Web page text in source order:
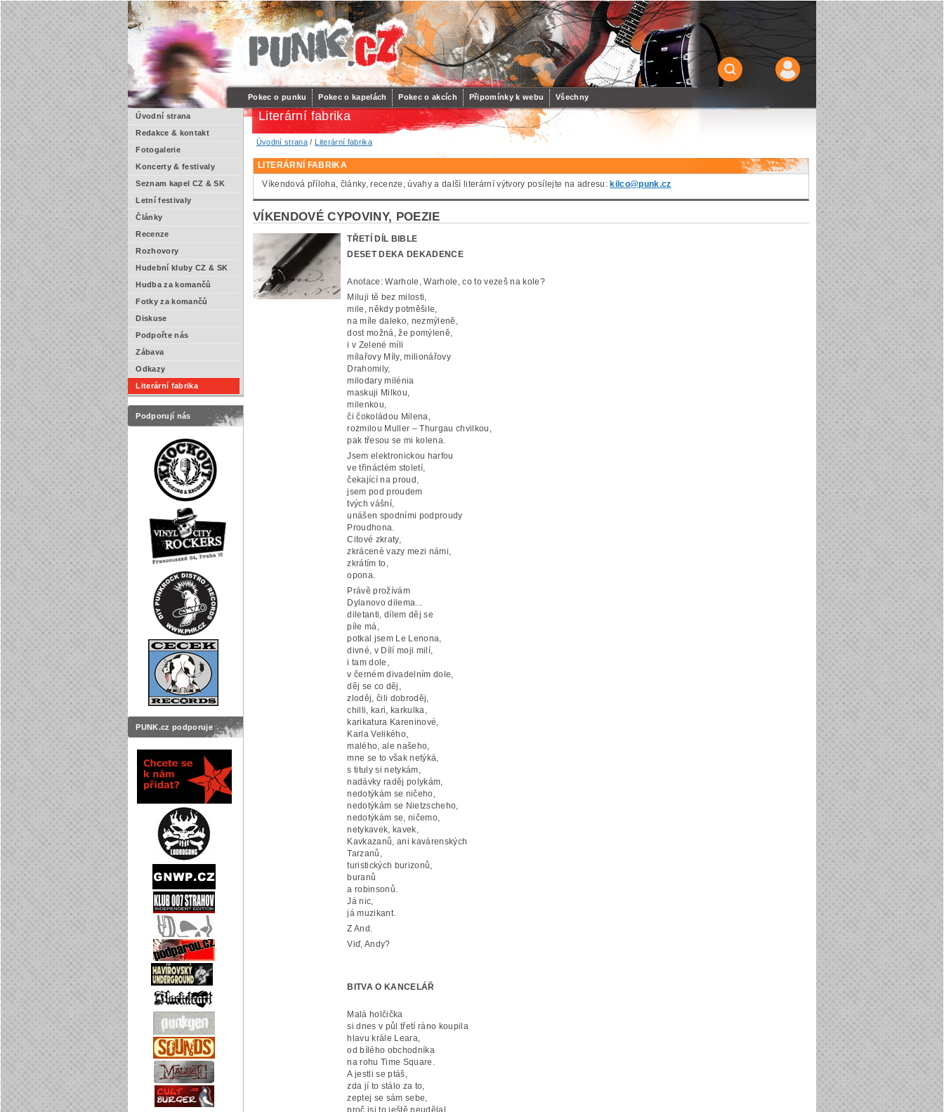
Pokec o punku Pokec o kapelách Pokec o akcích Připomínky k webu Všechny
Úvodní strana
Redakce & kontakt
Fotogalerie
Koncerty & festivaly
Seznam kapel CZ & SK
Letní festivaly
Články
Recenze
Rozhovory
Hudební kluby CZ & SK
Hudba za komančů
Fotky za komančů
Diskuse
Podpořte nás
Zábava
Odkazy
Literární fabrika
Podporují nás
PUNK.cz podporuje
Literární fabrika
Úvodní strana / Literární fabrika
LITERÁRNÍ FABRIKA
Víkendová příloha, články, recenze, úvahy a další literární výtvory posílejte na adresu: kilco@punk.cz
VÍKENDOVÉ CYPOVINY, POEZIE
TŘETÍ DÍL BIBLE
DESET DEKA DEKADENCE
Anotace: Warhole, Warhole, co to vezeš na kole?
Miluji tě bez milosti,
mile, někdy potměšile,
na míle daleko, nezmýleně,
dost možná, že pomýleně,
i v Zelené míli
mílařovy Míly, milionářovy
Drahomily,
milodary milénia
maskuji Milkou,
milenkou,
či čokoládou Milena,
rozmilou Muller – Thurgau chvilkou,
pak třesou se mi kolena.
Jsem elektronickou harfou
ve třináctém století,
čekající na proud,
jsem pod proudem
tvých vášní,
unášen spodními podproudy
Proudhona.
Citové zkraty,
zkrácené vazy mezi námi,
zkrátím to,
opona.
Právě prožívám
Dylanovo dilema...
diletanti, dílem děj se
píle má,
potkal jsem Le Lenona,
divné, v Dílí moji milí,
i tam dole,
v černém divadelním dole,
děj se co děj,
zloděj, čili dobroděj,
chilli, kari, karkulka,
karikatura Kareninové,
Karla Velikého,
malého, ale našeho,
mne se to však netýká,
s tituly si netykám,
nadávky raděj polykám,
nedotýkám se ničeho,
nedotýkám se Nietzscheho,
nedotýkám se, ničemo,
netykavek, kavek,
Kavkazanů, ani kavárenských
Tarzanů,
turistických burizonů,
buranů
a robinsonů.
Já nic,
já muzikant.
Z And.
Viď, Andy?
BITVA O KANCELÁŘ
Malá holčička
si dnes v půl třetí ráno koupila
hlavu krále Leara,
od bílého obchodníka
na rohu Time Square.
A jestli se ptáš,
zda jí to stálo za to,
zeptej se sám sebe,
proč jsi to ještě neudělal.